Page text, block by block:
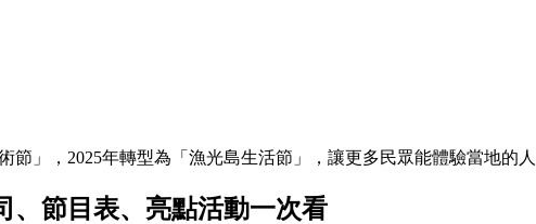
節」，2025年轉型為「漁光島生活節」，讓更多民眾能體驗當地的
、節目表、亮點活動一次看